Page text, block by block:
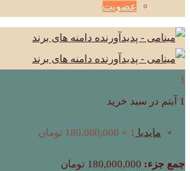
عضویت
1
1 آیتم در سبد خرید
مایدیا 1 ×
180,000,000 تومان
جمع جزء: 180,000,000 تومان